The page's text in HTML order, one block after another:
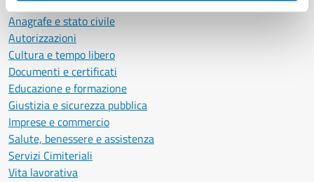
Ambiente
Anagrafe e stato civile
Autorizzazioni
Cultura e tempo libero
Documenti e certificati
Educazione e formazione
Giustizia e sicurezza pubblica
Imprese e commercio
Salute, benessere e assistenza
Servizi Cimiteriali
Vita lavorativa